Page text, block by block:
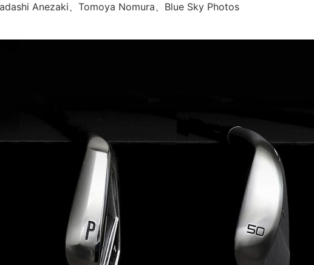
Anezaki、Tomoya Nomura、Blue Sky Photos